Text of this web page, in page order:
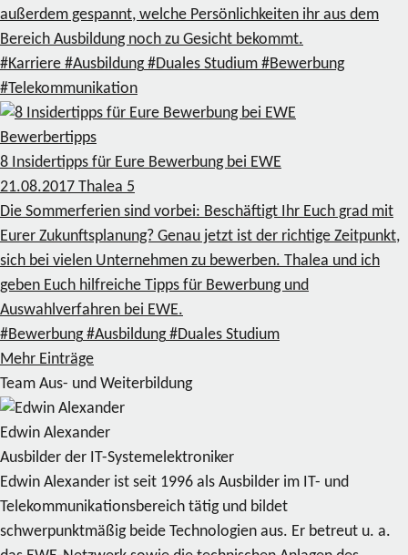
außerdem gespannt, welche Persönlichkeiten ihr aus dem
Bereich Ausbildung noch zu Gesicht bekommt.
#Karriere #Ausbildung #Duales Studium #Bewerbung
#Telekommunikation
Bewerbertipps
8 Insidertipps für Eure Bewerbung bei EWE
21.08.2017 Thalea 5
Die Sommerferien sind vorbei: Beschäftigt Ihr Euch grad mit
Eurer Zukunftsplanung? Genau jetzt ist der richtige Zeitpunkt,
sich bei vielen Unternehmen zu bewerben. Thalea und ich
geben Euch hilfreiche Tipps für Bewerbung und
Auswahlverfahren bei EWE.
#Bewerbung #Ausbildung #Duales Studium
Mehr Einträge
Team Aus- und Weiterbildung
Edwin Alexander
Ausbilder der IT-Systemelektroniker
Edwin Alexander ist seit 1996 als Ausbilder im IT- und
Telekommunikationsbereich tätig und bildet
schwerpunktmäßig beide Technologien aus. Er betreut u. a.